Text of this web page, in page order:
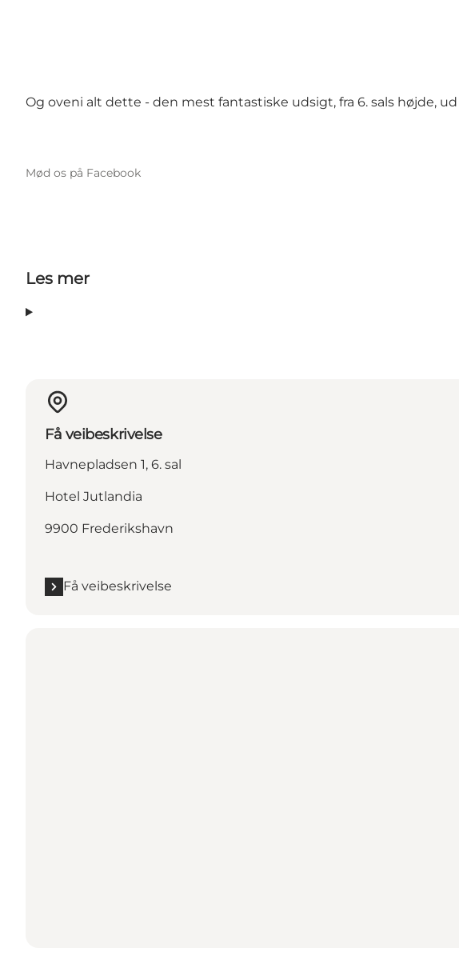
Og oveni alt dette - den mest fantastiske udsigt, fra 6. sals højde,
Mød os på Facebook
Les mer
Få veibeskrivelse
Havnepladsen 1, 6. sal
Hotel Jutlandia
9900 Frederikshavn
Få veibeskrivelse